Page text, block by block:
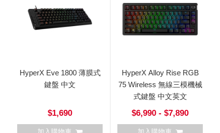
HyperX Eve 1800 薄膜式
鍵盤 中文
$1,690
HyperX Alloy Rise RGB
75 Wireless 無線三模機械
式鍵盤 中文英文
$6,990 - $7,890